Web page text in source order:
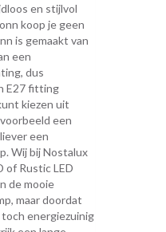
en stijlvol
koop je geen
is gemaakt van
een
dus
E27 fitting
kiezen uit
een
een
Wij bij Nostalux
of Rustic LED
de mooie
maar doordat
energiezuinig